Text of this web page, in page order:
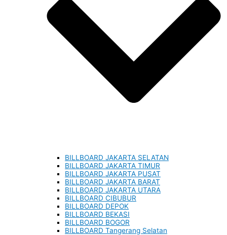
BILLBOARD JAKARTA SELATAN
BILLBOARD JAKARTA TIMUR
BILLBOARD JAKARTA PUSAT
BILLBOARD JAKARTA BARAT
BILLBOARD JAKARTA UTARA
BILLBOARD CIBUBUR
BILLBOARD DEPOK
BILLBOARD BEKASI
BILLBOARD BOGOR
BILLBOARD Tangerang Selatan